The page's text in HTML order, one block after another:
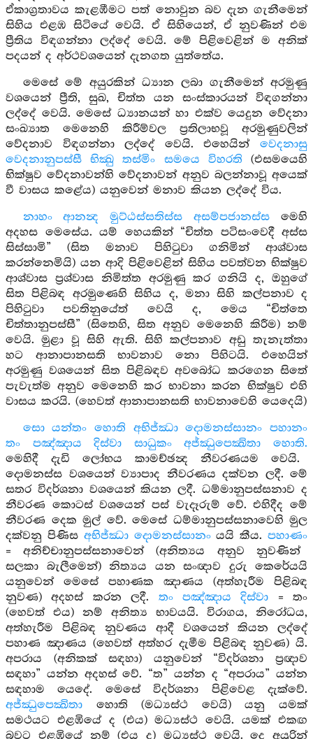
ඒකාග්‍රතාවය කැළඹීමට පත් නොවුන බව දැන ගැනීමෙන්
සිහිය එළඹ සිටියේ වෙයි. ඒ සිහියෙන්, ඒ නුවණින් එම
ප්‍රීතිය විඳගන්නා ලද්දේ වෙයි. මේ පිළිවෙළින් ම අනික්
පදයන් ද අර්ථවශයෙන් දැනගත යුත්තේය.
මෙසේ මේ අයුරකින් ධ්‍යාන ලබා ගැනීමෙන් අරමුණු
වශයෙන් ප්‍රීති, සුඛ, චිත්ත යන සංස්කාරයන් විඳගන්නා
ලද්දේ වෙයි. මෙසේ ධ්‍යානයන් හා එක්ව යෙදුන වේදනා
සංඛ්‍යාත මෙනෙහි කිරීම්වල ප්‍රතිලාභවූ අරමුණුවලින්
වේදනාව විඳගන්නා ලද්දේ වෙයි. එහෙයින් වෙදනාසු
වෙදනානුපස්සී භික්‍ඛු තස්මිං සමයෙ විහරති (එසමයෙහි
භික්ෂුව වේදනාවන්හි වේදනාවන් අනුව බලන්නාවූ අයෙක්
වී වාසය කළේය) යනුවෙන් මනාව කියන ලද්දේ විය.
නාහං ආනන්‍ද මුට්ඨස්සතිස්ස අසම්පජානස්ස මෙහි
අදහස මෙසේය. යම් හෙයකින් “චිත්ත පටිසංවෙදී අස්ස
සිස්සාමි” (සිත මනාව පිහිටුවා ගනිමින් ආශ්වාස
කරන්නෙමියි) යන ආදි පිළිවෙළින් සිහිය පවත්වන භික්ෂුව
ආශ්වාස ප්‍රශ්වාස නිමිත්ත අරමුණු කර ගනියි ද, ඔහුගේ
සිත පිළිබඳ අරමුණෙහි සිහිය ද, මනා සිහි කල්පනාව ද
පිහිටුවා පවතිනුයේත් වෙයි ද, මෙය “චිත්තෙ
චිත්තානුපස්සී” (සිතෙහි, සිත අනුව මෙනෙහි කිරීම) නම්
වෙයි. මුළා වූ සිහි ඇති. සිහි කල්පනාව අඩු තැනැත්තා
හට ආනාපානසති භාවනාව නො පිහිටයි. එහෙයින්
අරමුණු වශයෙන් සිත පිළිබඳව අවබෝධ කරගෙන සිතේ
පැවැත්ම අනුව මෙනෙහි කර භාවනා කරන භික්ෂුව එහි
වාසය කරයි. (හෙවත් ආනාපානසති භාවනාවෙහි යෙදෙයි)
සො යන්තං හොති අභිජ්ඣා දොමනස්සානං පහානං
තං පඤ්ඤාය දිස්වා සාධුකං අජ්ඣුපෙක්‍ඛිතා හොති.
මෙහිදී දැඩි ලෝභය කාමච්ඡන්‍ද නීවරණයම වෙයි.
දොමනස්ස වශයෙන් ව්‍යාපාද නීවරණය දක්වන ලදී. මේ
සතර විදර්ශනා වශයෙන් කියන ලදී. ධම්මානුපස්සනාව ද
නීවරණ කොටස් වශයෙන් පස් වැදෑරුම් වේ. එහිදීද මේ
නීවරණ දෙක මුල් වේ. මෙසේ ධම්මානුපස්සනාවෙහි මුල
දක්වනු පිණිස අභිජ්ඣා දොමනස්සානංයයි කීය.පහාණං
= අනිච්චානුපස්සනාවෙන් (අනිත්‍යය අනුව නුවණින්
සලකා බැලීමෙන්) නිත්‍යය යන සංඥාව දුරු කෙරේයයි
යනුවෙන් මෙසේ පහාණක ඤාණය (අත්හැරීම පිළිබඳ
නුවණ) අදහස් කරන ලදී. තං පඤ්ඤාය දිස්වා = තං
(හෙවත් එය) නම් අනිත්‍ය භාවයයි. විරාගය, නිරෝධය,
අත්හැරීම පිළිබඳ නුවණය ආදී වශයෙන් කියන ලද්දේ
පහාණ ඤාණය (හෙවත් අත්හර දැමීම පිළිබඳ නුවණ) යි.
අපරාය (අනිකක් සඳහා) යනුවෙන් “විදර්ශනා ප්‍රඥාව
සඳහා” යන්න අදහස් වේ. “ත” යන්න ද “අපරාය” යන්න
සඳහාම යෙදේ. මෙසේ විදර්ශනා පිළිවෙළ දැක්වේ.
අජ්ඣුපෙක්‍ඛිතා හොති (මධ්‍යස්ථ වෙයි) යනු යමක්
සමථයට එළඹියේ ද (එය) මධ්‍යස්ථ වෙයි. යමක් එකඟ
බවට එළඹියේ නම් (එය ද) මධ්‍යස්ථ වෙයි. දෙ අයුරින්